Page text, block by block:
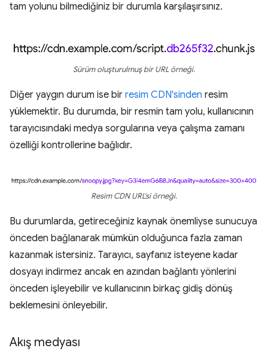
tam yolunu bilmediğiniz bir durumla karşılaşırsınız.
Sürüm oluşturulmuş bir URL örneği.
Diğer yaygın durum ise bir resim CDN'sinden resim
yüklemektir. Bu durumda, bir resmin tam yolu, kullanıcının
tarayıcısındaki medya sorgularına veya çalışma zamanı
özelliği kontrollerine bağlıdır.
Resim CDN URL'si örneği.
Bu durumlarda, getireceğiniz kaynak önemliyse sunucuya
önceden bağlanarak mümkün olduğunca fazla zaman
kazanmak istersiniz. Tarayıcı, sayfanız isteyene kadar
dosyayı indirmez ancak en azından bağlantı yönlerini
önceden işleyebilir ve kullanıcının birkaç gidiş dönüş
beklemesini önleyebilir.
Akış medyası